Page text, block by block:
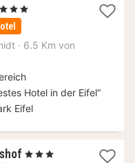
1
, 3 Sterne
· 6.5 Km von
Hotel in der Eifel“
Eifel
1
, 3 Sterne